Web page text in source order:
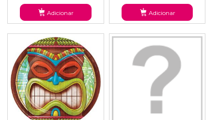
Adicionar Adicionar